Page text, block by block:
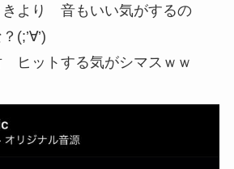
きより 音もいい気がするの
(;’∀’)
ットする気がシマスｗｗ